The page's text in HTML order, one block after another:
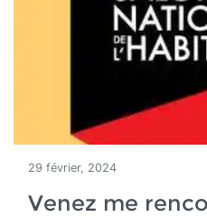
29 février, 2024
Venez me